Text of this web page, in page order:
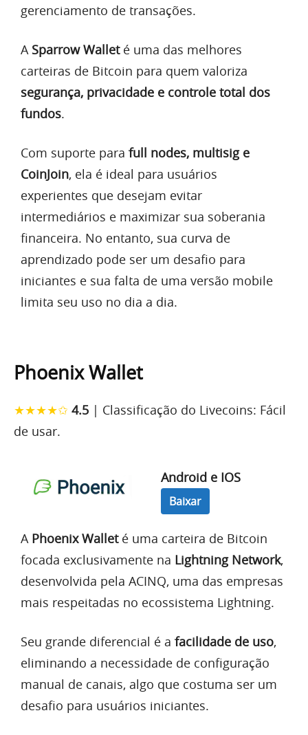
gerenciamento de transações.
A Sparrow Walleté uma das melhores
carteiras de Bitcoin para quem valoriza
segurança, privacidade e controle total dos
fundos.
Com suporte para full nodes, multisig e
CoinJoin, ela é ideal para usuários
experientes que desejam evitar
intermediários e maximizar sua soberania
financeira. No entanto, sua curva de
aprendizado pode ser um desafio para
iniciantes e sua falta de uma versão mobile
limita seu uso no dia a dia.
Phoenix Wallet
★★★★✩ 4.5 | Classificação do Livecoins: Fácil
de usar.
Android e IOS
Baixar
A Phoenix Walleté uma carteira de Bitcoin
focada exclusivamente na Lightning Network,
desenvolvida pela ACINQ, uma das empresas
mais respeitadas no ecossistema Lightning.
Seu grande diferencial é a facilidade de uso,
eliminando a necessidade de configuração
manual de canais, algo que costuma ser um
desafio para usuários iniciantes.